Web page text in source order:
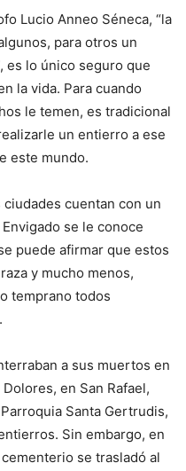
Lucio Anneo Séneca, “la
para otros un
es lo único seguro que
la vida. Para cuando
le temen, es tradicional
un entierro a ese
este mundo.
cuentan con un
se le conoce
puede afirmar que estos
y mucho menos,
temprano todos
a sus muertos en
en San Rafael,
Santa Gertrudis,
Sin embargo, en
se trasladó al